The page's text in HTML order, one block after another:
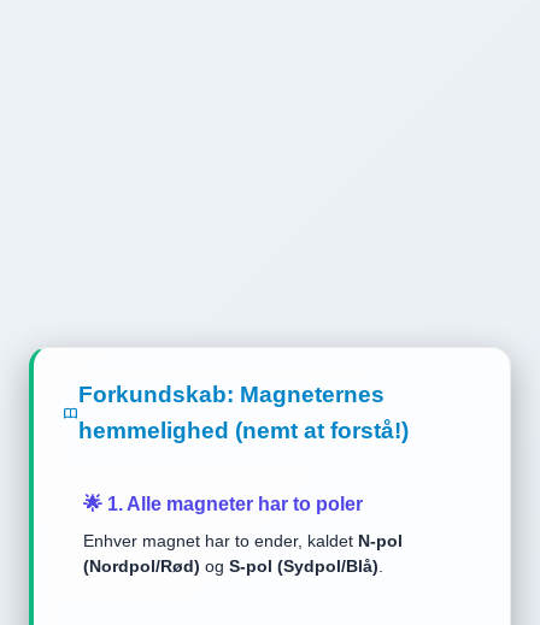
Forkundskab: Magneternes
hemmelighed (nemt at forstå!)
🌟 1. Alle magneter har to poler
Enhver magnet har to ender, kaldet N-pol
(Nordpol/Rød) og S-pol (Sydpol/Blå)